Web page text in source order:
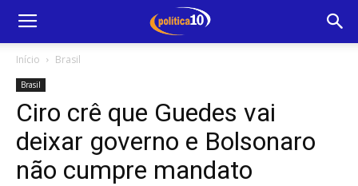
Início Brasil
Brasil
Ciro crê que Guedes vai
deixar governo e Bolsonaro
não cumpre mandato